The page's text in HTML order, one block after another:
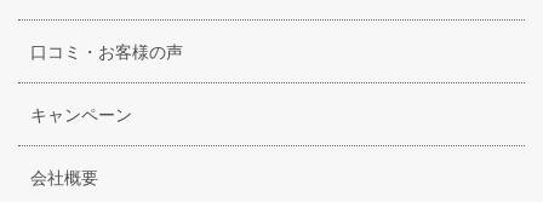
口コミ・お客様の声
キャンペーン
会社概要